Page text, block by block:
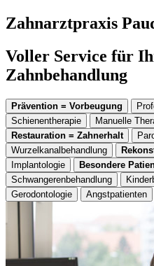
Zahnarztpraxis
Voller Service für
Zahnbehandlung
Prävention = Vorbeugung
Schienentherapie
Manuelle
Restauration = Zahnerhalt
Wurzelkanalbehandlung
Implantologie
Besondere
Schwangerenbehandlung
Gerodontologie
Angstpatienten